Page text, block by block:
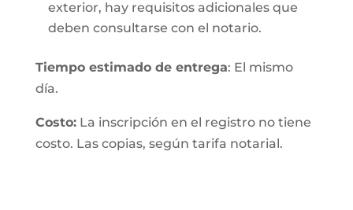
exterior, hay requisitos adicionales que
deben consultarse con el notario.
Tiempo estimado de entrega: El mismo
día.
Costo:La inscripción en el registro no tiene
costo. Las copias, según tarifa notarial.